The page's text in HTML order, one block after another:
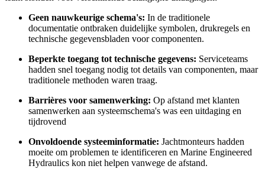
Geen nauwkeurige schema's: In de traditionele
documentatie ontbraken duidelijke symbolen, drukregels en
technische gegevensbladen voor componenten.
Beperkte toegang tot technische gegevens: Serviceteams
hadden snel toegang nodig tot details van componenten, maar
traditionele methoden waren traag.
Barrières voor samenwerking: Op afstand met klanten
samenwerken aan systeemschema's was een uitdaging en
tijdrovend
Onvoldoende systeeminformatie: Jachtmonteurs hadden
moeite om problemen te identificeren en Marine Engineered
Hydraulics kon niet helpen vanwege de afstand.